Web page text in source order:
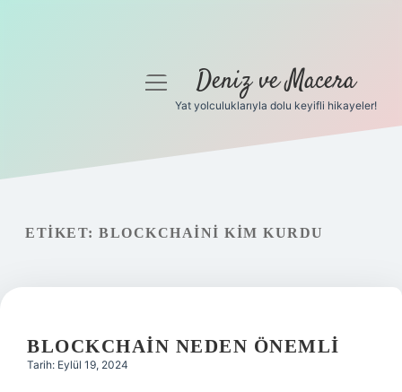
Gizlilik Politikası
menüyüDeniz ve Macera
Yat yolculuklarıyla dolu keyifli hikayeler!
ETIKET: BLOCKCHAINI KIM KURDU
BLOCKCHAIN NEDEN ÖNEMLI
Tarih: Eylül 19, 2024